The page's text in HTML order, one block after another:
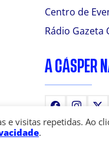
Centro de
Rádio Gazeta
A CÁSPER
Facebook X
e visitas repetidas. Ao
.